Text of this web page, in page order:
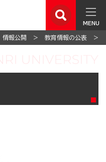
MENU
情報公開 教育情報の公表